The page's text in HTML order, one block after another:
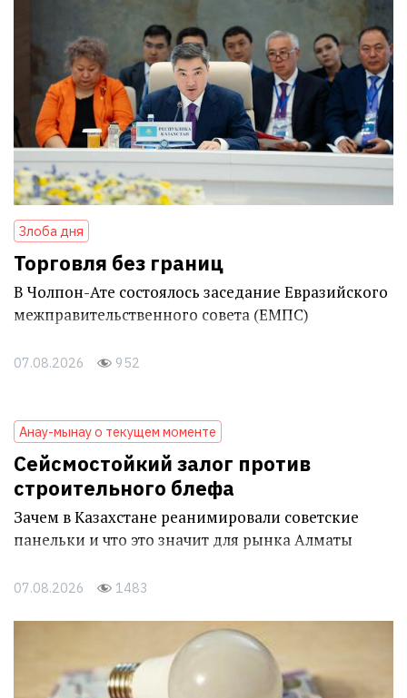
Злоба дня
Торговля без границ
В Чолпон-Ате состоялось заседание Евразийского
межправительственного совета (ЕМПС)
07.08.2026 952
Анау-мынау о текущем моменте
Сейсмостойкий залог против
строительного блефа
Зачем в Казахстане реанимировали советские
панельки и что это значит для рынка Алматы
07.08.2026 1483